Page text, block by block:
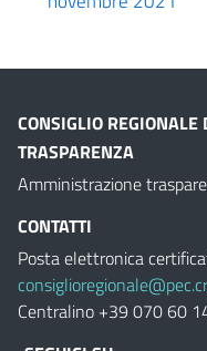
CONSIGLIO REGIONALE
TRASPARENZA
Amministrazione
CONTATTI
Posta elettronica
Centralino +39 070 60